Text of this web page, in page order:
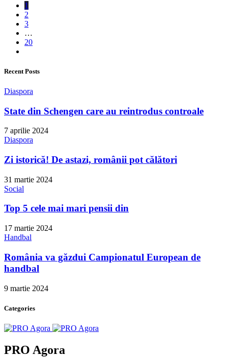
1
2
3
…
20
Recent Posts
Diaspora
State din Schengen care au reintrodus controale
7 aprilie 2024
Diaspora
Zi istorică! De astazi, românii pot călători
31 martie 2024
Social
Top 5 cele mai mari pensii din
17 martie 2024
Handbal
România va găzdui Campionatul European de
handbal
9 martie 2024
Categories
PRO Agora